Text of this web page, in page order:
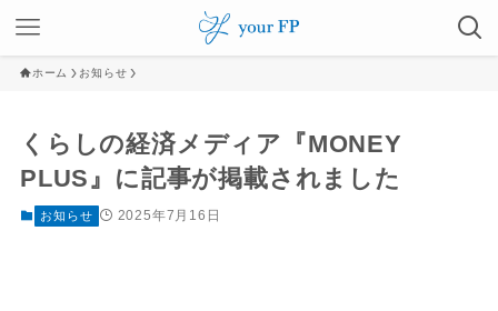
ホーム お知らせ
くらしの経済メディア『MONEY
PLUS』に記事が掲載されました
お知らせ 2025年7月16日